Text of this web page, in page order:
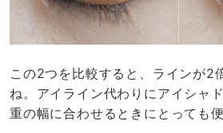
この2つを比較すると、ラインが2
ね。アイライン代わりにアイシャ
重の幅に合わせるときにとっても便